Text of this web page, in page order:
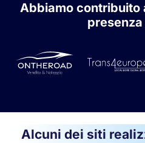
Abbiamo contribuito
Alcuni dei siti